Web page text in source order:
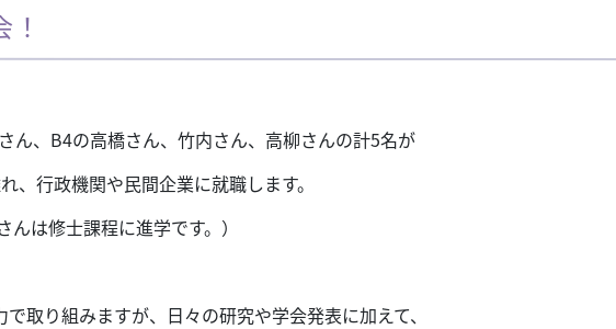
ん、B4の高橋さん、竹内さん、高柳さんの計5名が
、行政機関や民間企業に就職します。
んは修士課程に進学です。）
取り組みますが、日々の研究や学会発表に加えて、